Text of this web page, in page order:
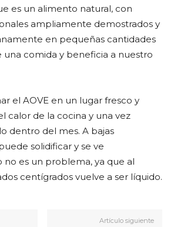
es un alimento natural, con
ampliamente demostrados y
en pequeñas cantidades
una comida y beneficia a nuestro
el AOVE en un lugar fresco y
calor de la cocina y una vez
dentro del mes. A bajas
solidificar y se ve
no es un problema, ya que al
centígrados vuelve a ser líquido.
Artículo siguiente